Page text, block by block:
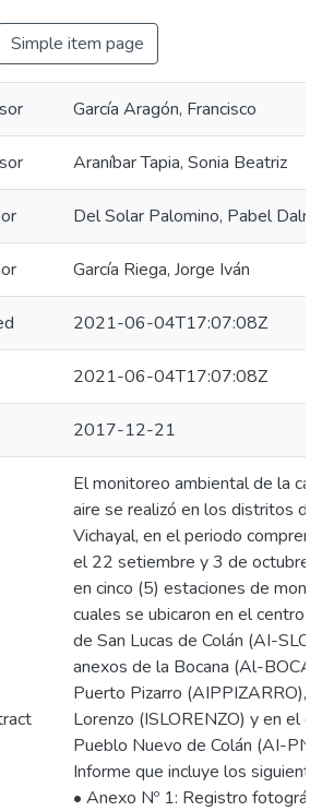
Simple item page
García Aragón, Francisco
Araníbar Tapia, Sonia Beatriz
Del Solar Palomino, Pabel
García Riega, Jorge Iván
2021-06-04T17:07:08Z
2021-06-04T17:07:08Z
2017-12-21
El monitoreo ambiental de la
aire se realizó en los distritos de
Vichayal, en el periodo
el 22 setiembre y 3 de octubre
en cinco (5) estaciones de
cuales se ubicaron en el centro
de San Lucas de Colán (AI-
anexos de la Bocana (Al-
Puerto Pizarro (AIPPIZARRO),
Lorenzo (ISLORENZO) y en el
Pueblo Nuevo de Colán (AI-
Informe que incluye los
• Anexo Nº 1: Registro